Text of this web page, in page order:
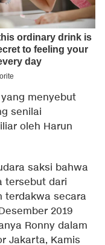
menyebut
senilai
oleh Harun
saksi bahwa
tersebut dari
terdakwa secara
2019
Ronny dalam
Jakarta, Kamis